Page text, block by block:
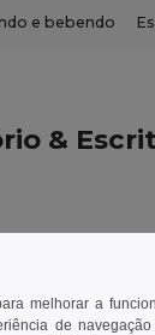
e bebendo
&
melhorar a
de